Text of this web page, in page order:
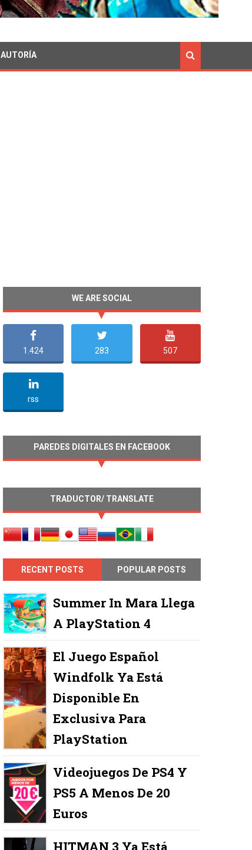
AUTORÍA
WE ARE SOCIAL
1.424 283 507
rss
PAREDES DIGITALES EN FACEBOOK
TRADUCTOR/ TRANSLATE
RECENT POSTS POPULAR POSTS
Summer In Mara Llega
A PlayStation 4
El Juego Español
Windfolk Ya Está
Disponible En
Exclusiva Para
PlayStation
Videojuegos De PS4 Y
PS5 A Menos De 20
Euros
HITMAN 3 Ya Está